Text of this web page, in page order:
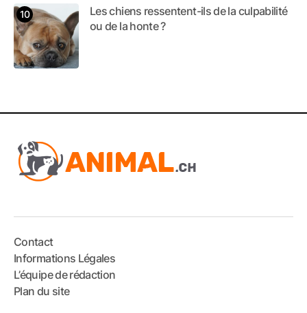
Les chiens ressentent-ils de la culpabilité
ou de la honte ?
Contact
Informations Légales
L’équipe de rédaction
Plan du site